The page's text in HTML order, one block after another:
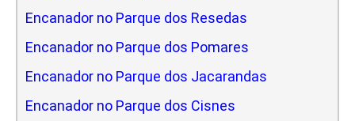
Encanador no Parque dos Resedas
Encanador no Parque dos Pomares
Encanador no Parque dos Jacarandas
Encanador no Parque dos Cisnes